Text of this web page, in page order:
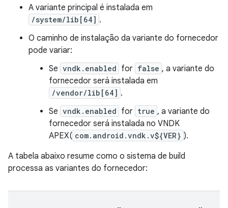
A variante principal é instalada em
/system/lib[64] .
O caminho de instalação da variante do fornecedor
pode variar:
Se vndk.enabled for false , a variante do
fornecedor será instalada em
/vendor/lib[64] .
Se vndk.enabled for true , a variante do
fornecedor será instalada no VNDK
APEX( com.android.vndk.v${VER} ).
A tabela abaixo resume como o sistema de build
processa as variantes do fornecedor: